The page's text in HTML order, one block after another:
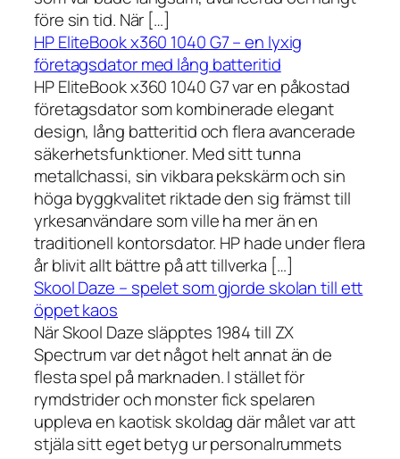
före sin tid. När […]
HP EliteBook x360 1040 G7 – en lyxig
företagsdator med lång batteritid
HP EliteBook x360 1040 G7 var en påkostad
företagsdator som kombinerade elegant
design, lång batteritid och flera avancerade
säkerhetsfunktioner. Med sitt tunna
metallchassi, sin vikbara pekskärm och sin
höga byggkvalitet riktade den sig främst till
yrkesanvändare som ville ha mer än en
traditionell kontorsdator. HP hade under flera
år blivit allt bättre på att tillverka […]
Skool Daze – spelet som gjorde skolan till ett
öppet kaos
När Skool Daze släpptes 1984 till ZX
Spectrum var det något helt annat än de
flesta spel på marknaden. I stället för
rymdstrider och monster fick spelaren
uppleva en kaotisk skoldag där målet var att
stjäla sitt eget betyg ur personalrummets